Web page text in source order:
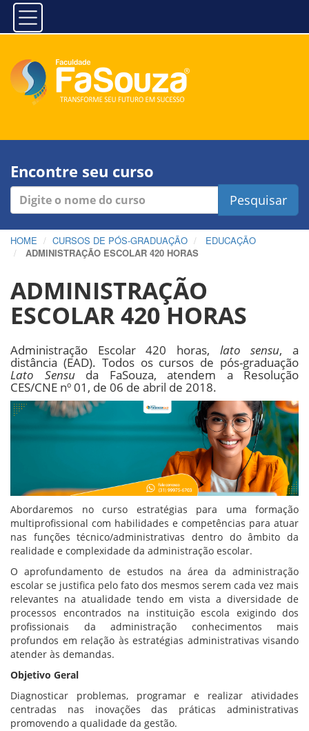
Encontre seu curso
Pesquisar
HOME CURSOS DE PÓS-GRADUAÇÃO
EDUCAÇÃO
ADMINISTRAÇÃO ESCOLAR 420 HORAS
ADMINISTRAÇÃO
ESCOLAR 420 HORAS
Administração Escolar 420 horas, lato sensu, a
distância (EAD). Todos os cursos de pós-graduação
Lato Sensuda FaSouza, atendem a Resolução
CES/CNE nº 01, de 06 de abril de 2018.
Abordaremos no curso estratégias para uma formação
multiprofissional com habilidades e competências para atuar
nas funções técnico/administrativas dentro do âmbito da
realidade e complexidade da administração escolar.
O aprofundamento de estudos na área da administração
escolar se justifica pelo fato dos mesmos serem cada vez mais
relevantes na atualidade tendo em vista a diversidade de
processos encontrados na instituição escola exigindo dos
profissionais da administração conhecimentos mais
profundos em relação às estratégias administrativas visando
atender às demandas.
Objetivo Geral
Diagnosticar problemas, programar e realizar atividades
centradas nas inovações das práticas administrativas
promovendo a qualidade da gestão.